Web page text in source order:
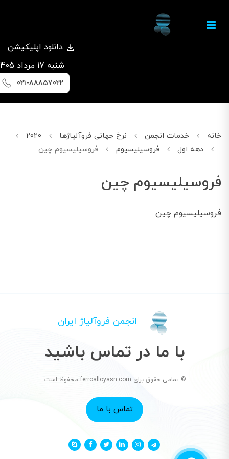
دانلود اپلیکیشن
شنبه 17 مرداد 1405
021-88857022
خانه خدمات انجمن نرخ جهانی فروآلیاژها 2020
جون
دهه اول
فروسیلیسیوم فروسیلیسیوم چین
فروسیلیسیوم چین
فروسیلیسیوم چین
انجمن فروآلیاژ ایران
با ما در تماس باشید
© تمامی حقوق برای ferroalloyasn.com محفوظ است.
تماس با ما